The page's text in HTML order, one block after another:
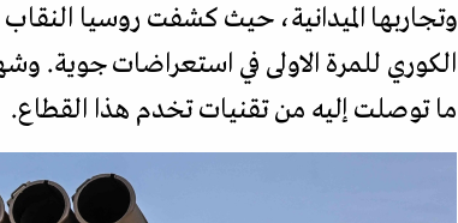
وتجاربها الميدانية، حيث كشفت روسيا
الكوري للمرة الاولى في استعراضات جوية.
ما توصلت إليه من تقنيات تخدم هذا القطاع.